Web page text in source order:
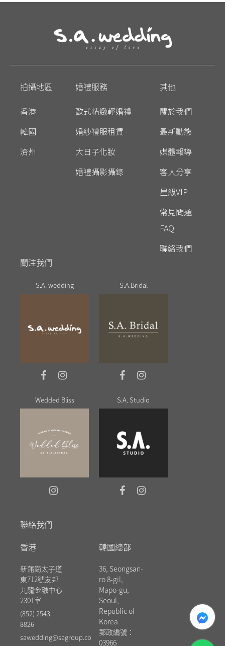
拍攝地區
香港
韓國
濟州
婚禮服務
歐式精緻輕婚禮
婚紗禮服租賃
大日子化妝
婚禮攝影攝錄
其他
關於我們
最新動態
媒體報導
客人分享
星級VIP
常見問題
FAQ
聯絡我們
關注我們
S.A. wedding S.A.Bridal
Wedded Bliss S.A. Studio
聯絡我們
香港
新蒲崗太子道
東712號友邦
九龍金融中心
2301室
(852) 2543
8826
sawedding@sagroup.co
韓國總部
36, Seongsan-
ro 8-gil,
Mapo-gu,
Seoul,
Republic of
Korea
郵政編號：
03966
whatsapp
messenger